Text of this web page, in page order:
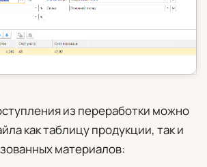
из переработки можно
как таблицу продукции, так и
материалов: